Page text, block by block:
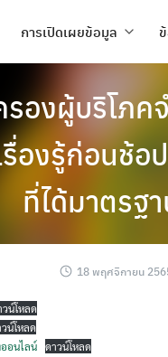
การเปิดเผยข้อมูล
องผู้บริโภค
งรู้ก่อนช้อ
ที่ได้มาตรฐ
18 พฤศจิกายน
น์โหลด
น์โหลด
อนไลน์ ดาวน์โหลด